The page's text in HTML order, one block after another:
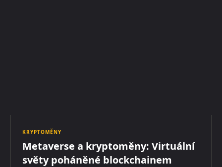
KRYPTOMĚNY
Metaverse a kryptoměny: Virtuální
světy poháněné blockchainem